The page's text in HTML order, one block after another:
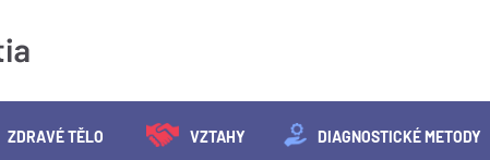
ZDRAVÉ TĚLO VZTAHY DIAGNOSTICKÉ METODY